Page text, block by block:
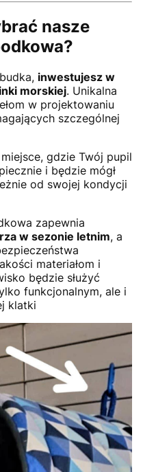
nasze
inwestujesz w
morskiej. Unikalna
w projektowaniu
szczególnej
gdzie Twój pupil
i będzie mógł
od swojej kondycji
zapewnia
w sezonie letnim, a
materiałom i
będzie służyć
funkcjonalnym, ale i
klatki